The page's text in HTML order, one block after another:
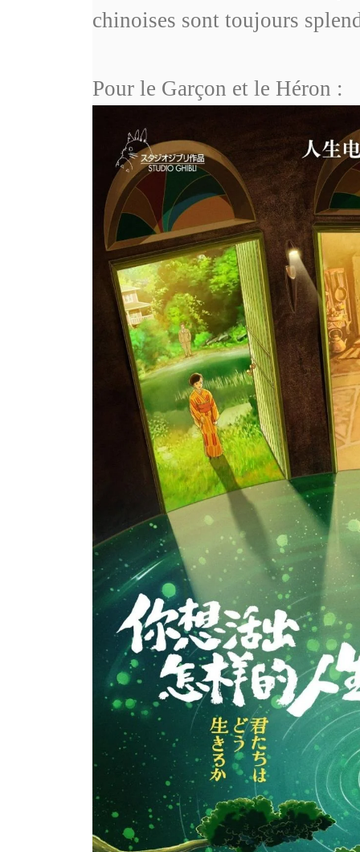
chinoises sont toujours
Pour le Garçon et le Héron :